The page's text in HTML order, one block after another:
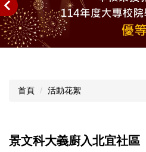
首頁 活動花絮
景文科大義廚入北宜社區